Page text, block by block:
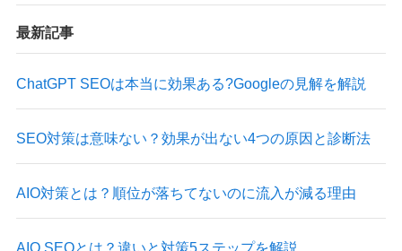
最新記事
ChatGPT SEOは本当に効果ある?Googleの見解を解説
SEO対策は意味ない？効果が出ない4つの原因と診断法
AIO対策とは？順位が落ちてないのに流入が減る理由